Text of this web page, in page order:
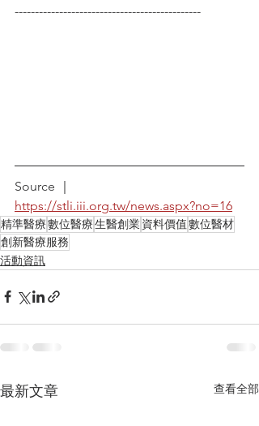
----------------------------------------------
Source ｜
https://stli.iii.org.tw/news.aspx?no=16
精準醫療數位醫療生醫創業資料價值數位醫材
創新醫療服務
活動資訊
最新文章 查看全部